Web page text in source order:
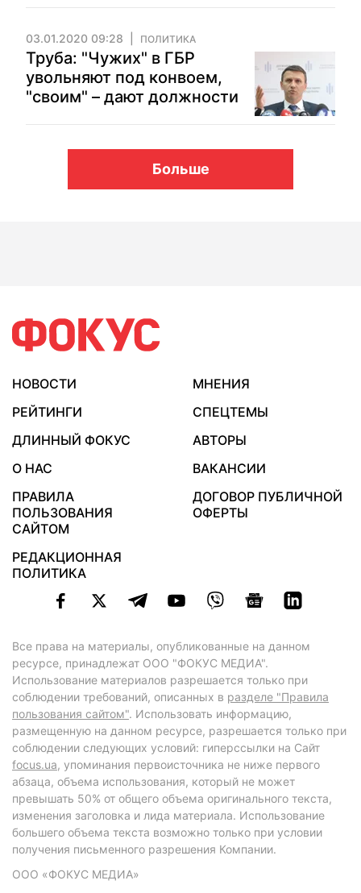
03.01.2020 09:28 ПОЛИТИКА
Труба: "Чужих" в ГБР
увольняют под конвоем,
"своим" – дают должности
Больше
НОВОСТИ
МНЕНИЯ
РЕЙТИНГИ
СПЕЦТЕМЫ
ДЛИННЫЙ ФОКУС
АВТОРЫ
О НАС
ВАКАНСИИ
ПРАВИЛА
ПОЛЬЗОВАНИЯ
САЙТОМ
ДОГОВОР ПУБЛИЧНОЙ
ОФЕРТЫ
РЕДАКЦИОННАЯ
ПОЛИТИКА
Все права на материалы, опубликованные на данном
ресурсе, принадлежат ООО "ФОКУС МЕДИА".
Использование материалов разрешается только при
соблюдении требований, описанных в разделе "Правила
пользования сайтом". Использовать информацию,
размещенную на данном ресурсе, разрешается только при
соблюдении следующих условий: гиперссылки на Сайт
focus.ua, упоминания первоисточника не ниже первого
абзаца, объема использования, который не может
превышать 50% от общего объема оригинального текста,
изменения заголовка и лида материала. Использование
большего объема текста возможно только при условии
получения письменного разрешения Компании.
ООО «ФОКУС МЕДИА»